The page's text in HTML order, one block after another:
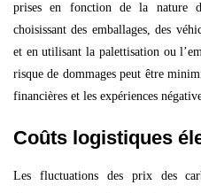
prises en fonction de la nature
choisissant des emballages, des
et en utilisant la palettisation ou
risque de dommages peut être
financières et les expériences
Coûts logistiques
Les fluctuations des prix des